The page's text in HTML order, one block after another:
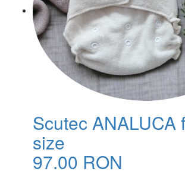
Scutec ANALUCA
size
97.00 RON